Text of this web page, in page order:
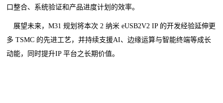
口整合、系统验证和产品进度计划的效率。
展望未来，M31 规划将本次 2 纳米 eUSB2V2 IP 的开发经验延伸更
多 TSMC 的先进工艺，并持续支援AI、边缘运算与智能终端等成长
动能，同时提升IP 平台之长期价值。